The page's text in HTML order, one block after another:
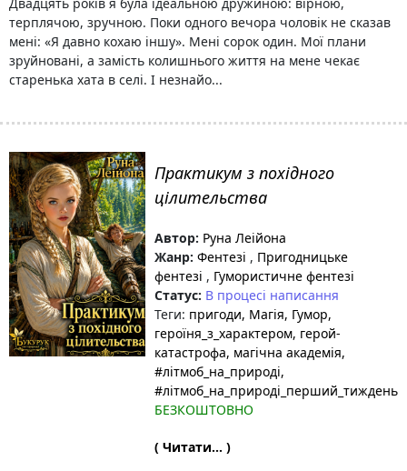
терплячою, зручною. Поки одного вечора чоловік не сказав
мені: «Я давно кохаю іншу». Мені сорок один. Мої плани
зруйновані, а замість колишнього життя на мене чекає
старенька хата в селі. І незнайо...
Практикум з похідного
цілительства
Автор: Руна Леійона
Жанр: Фентезі , Пригодницьке
фентезі , Гумористичне фентезі
Статус: В процесі написання
Теги: пригоди, Магія, Гумор,
героїня_з_характером, герой-
катастрофа, магічна академія,
#літмоб_на_природі,
#літмоб_на_природі_перший_тиждень
БЕЗКОШТОВНО
( Читати... )